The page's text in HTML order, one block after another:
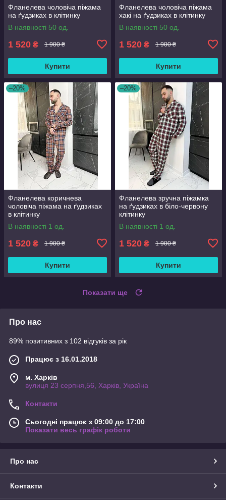
Фланелева чоловіча піжама
на ґудзиках в клітинку
В наявності 50 од.
1 520 ₴ 1 900 ₴
Купити
Фланелева чоловіча піжама
хакі на ґудзиках в клітинку
В наявності 50 од.
1 520 ₴ 1 900 ₴
Купити
–20%
Фланелева коричнева
чоловіча піжама на ґудзиках
в клітинку
В наявності 1 од.
1 520 ₴ 1 900 ₴
Купити
–20%
Фланелева зручна піжамка
на ґудзиках в біло-червону
клітинку
В наявності 1 од.
1 520 ₴ 1 900 ₴
Купити
Показати ще
Про нас
89% позитивних з 102 відгуків за рік
Працює з 16.01.2018
м. Харків
вулиця 23 серпня,56, Харків, Україна
Контакти
Сьогодні працює з 09:00 до 17:00
Показати весь графік роботи
Про нас
Контакти